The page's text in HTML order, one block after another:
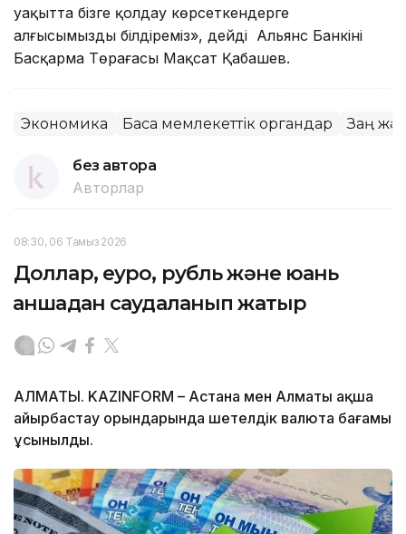
уақытта бізге қолдау көрсеткендерге
алғысымызды білдіреміз», дейді Альянс Банкінің
Басқарма Төрағасы Мақсат Қабашев.
Экономика Басқа мемлекеттік органдар Заң және
без автора
Авторлар
08:30, 06 Тамыз 2026
Доллар, еуро, рубль және юань
қаншадан саудаланып жатыр
АЛМАТЫ. KAZINFORM – Астана мен Алматы ақша
айырбастау орындарында шетелдік валюта бағамы
ұсынылды.